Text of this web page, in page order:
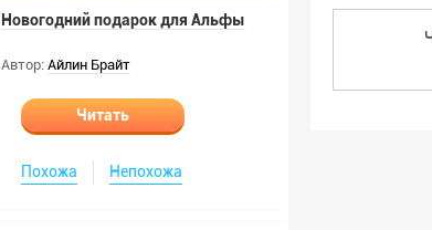
Новогодний подарок для Альфы
Автор: Айлин Брайт
Читать
Похожа Непохожа